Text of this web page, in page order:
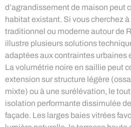
d’agrandissement de maison peut
habitat existant. Si vous cherchez
traditionnel ou moderne autour de
illustre plusieurs solutions
adaptées aux contraintes urbaines
La volumétrie noire en saillie peut
extension sur structure légère
mixte) ou à une surélévation, le
isolation performante dissimulée
façade. Les larges baies vitrées